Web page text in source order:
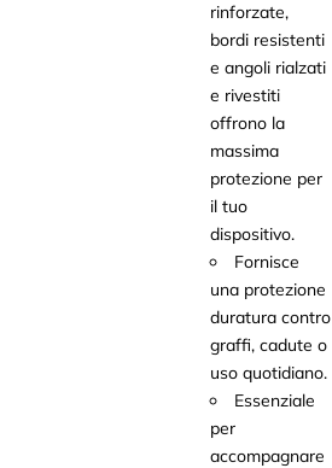
rinforzate,
bordi resistenti
e angoli rialzati
e rivestiti
offrono la
massima
protezione per
il tuo
dispositivo.
Fornisce
una protezione
duratura contro
graffi, cadute o
uso quotidiano.
Essenziale
per
accompagnare